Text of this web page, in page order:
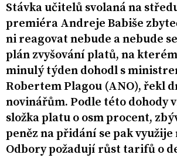
Stávka učitelů svolaná na
premiéra Andreje Babiše
ni reagovat nebude a nebude
plán zvyšování platů, na
minulý týden dohodl s
Robertem Plagou (ANO), řekl
novinářům. Podle této dohody
složka platu o osm procent,
peněz na přidání se pak využije
Odbory požadují růst tarifů o